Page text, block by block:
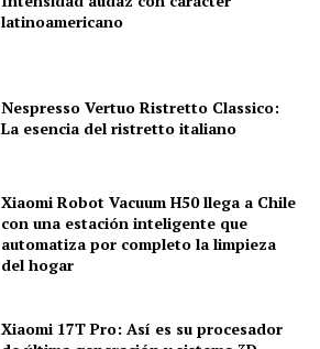
latinoamericano
Nespresso Vertuo Ristretto Classico:
La esencia del ristretto italiano
Xiaomi Robot Vacuum H50 llega a Chile
con una estación inteligente que
automatiza por completo la limpieza
del hogar
Xiaomi 17T Pro: Así es su procesador